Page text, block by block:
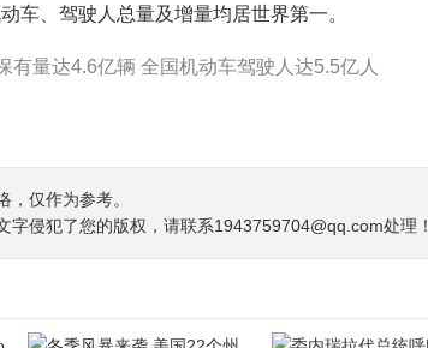
车、驾驶人总量及增量均居世界第一。
有量达4.6亿辆 全国机动车驾驶人达5.5亿人
，仅作为参考。
字侵犯了您的版权，请联系1943759704@qq.com处理！